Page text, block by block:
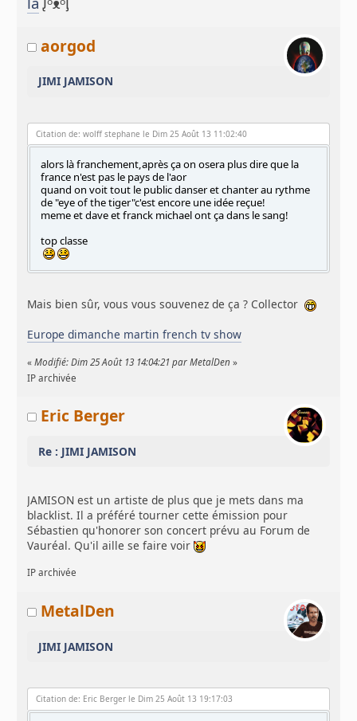
aorgod
JIMI JAMISON
Citation de: wolff stephane le Dim 25 Août 13 11:02:40
alors là franchement,après ça on osera plus dire que la
france n'est pas le pays de l'aor
quand on voit tout le public danser et chanter au rythme
de "eye of the tiger"c'est encore une idée reçue!
meme et dave et franck michael ont ça dans le sang!
top classe
Mais bien sûr, vous vous souvenez de ça ? Collector
Europe dimanche martin french tv show
«Modifié: Dim 25 Août 13 14:04:21 par MetalDen »
IP archivée
Eric Berger
Re : JIMI JAMISON
JAMISON est un artiste de plus que je mets dans ma
blacklist. Il a préféré tourner cette émission pour
Sébastien qu'honorer son concert prévu au Forum de
Vauréal. Qu'il aille se faire voir
IP archivée
MetalDen
JIMI JAMISON
Citation de: Eric Berger le Dim 25 Août 13 19:17:03